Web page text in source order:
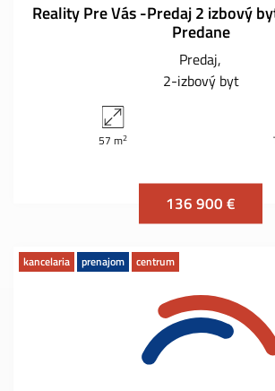
Reality Pre Vás -Predaj 2 izbový
Predane
Predaj
2-izbový byt
57 m2
136 900 €
kancelaria prenajom centrum